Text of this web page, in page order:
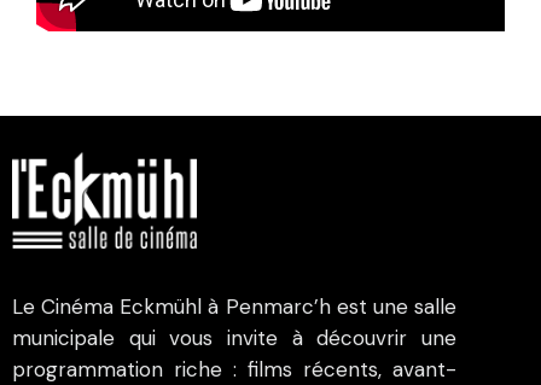
Le Cinéma Eckmühl à Penmarc’h est une salle
municipale qui vous invite à découvrir une
programmation riche : films récents, avant-